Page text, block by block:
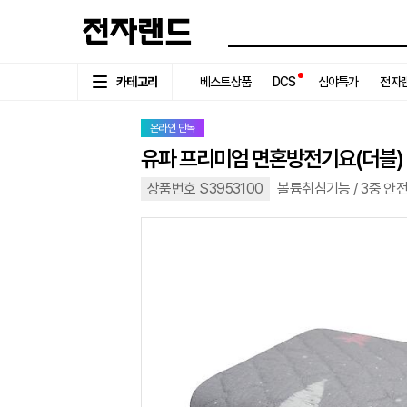
카테고리 베스트상품 DCS 심야특가 전자
온라인 단독
유파 프리미엄 면혼방전기요(더
상품번호 S3953100 볼륨취침기능 / 3중 안